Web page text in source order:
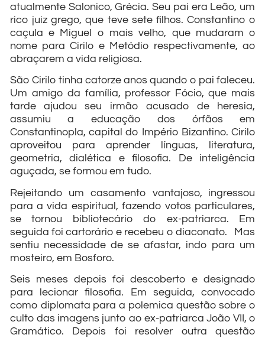
atualmente Salonico, Grécia. Seu pai era Leão, um
rico juiz grego, que teve sete filhos. Constantino o
caçula e Miguel o mais velho, que mudaram o
nome para Cirilo e Metódio respectivamente, ao
abraçarem a vida religiosa.
São Cirilo tinha catorze anos quando o pai faleceu.
Um amigo da família, professor Fócio, que mais
tarde ajudou seu irmão acusado de heresia,
assumiu a educação dos órfãos em
Constantinopla, capital do Império Bizantino. Cirilo
aproveitou para aprender línguas, literatura,
geometria, dialética e filosofia. De inteligência
aguçada, se formou em tudo.
Rejeitando um casamento vantajoso, ingressou
para a vida espiritual, fazendo votos particulares,
se tornou bibliotecário do ex-patriarca. Em
seguida foi cartorário e recebeu o diaconato. Mas
sentiu necessidade de se afastar, indo para um
mosteiro, em Bosforo.
Seis meses depois foi descoberto e designado
para lecionar filosofia. Em seguida, convocado
como diplomata para a polemica questão sobre o
culto das imagens junto ao ex-patriarca João VII, o
Gramático. Depois foi resolver outra questão